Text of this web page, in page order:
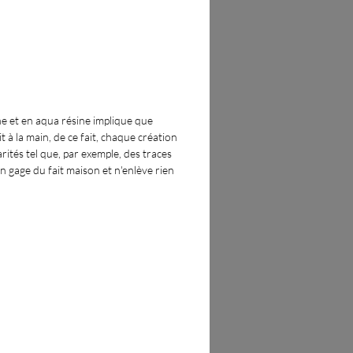
et en aqua résine implique que
la main, de ce fait, chaque création
tel que, par exemple, des traces
gage du fait maison et n'enlève rien